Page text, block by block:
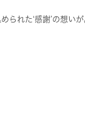
れた‘感謝’の想い